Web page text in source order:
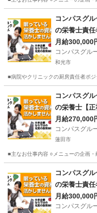
栄養士
コンパスグ
の栄養士責任
月給300,000
コンパスグル
和光市
■病院やクリニックの厨房責任者ポ
栄養士
コンパスグ
の栄養士【正
月給270,000
コンパスグル
蓮田市
■主なお仕事内容 ○メニューの企画
栄養士
コンパスグ
の栄養士責任
月給300,000
コンパスグル